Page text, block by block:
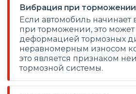
Вибрация при
Если автомобиль начинает
при торможении, это может
деформацией тормозных
неравномерным износом
это является признаком
тормозной системы.